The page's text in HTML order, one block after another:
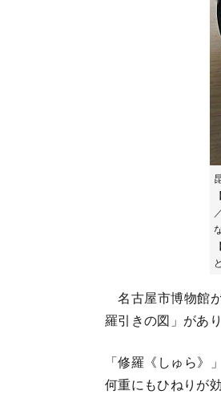
名古屋市博物館
羅引きの図」があり
「修羅《しゅら》
何重にもひねりが